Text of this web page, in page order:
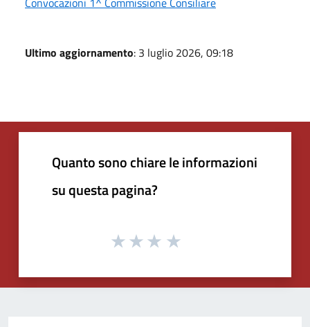
Ultimo aggiornamento: 3 luglio 2026, 09:18
Quanto sono chiare le informazioni
su questa pagina?